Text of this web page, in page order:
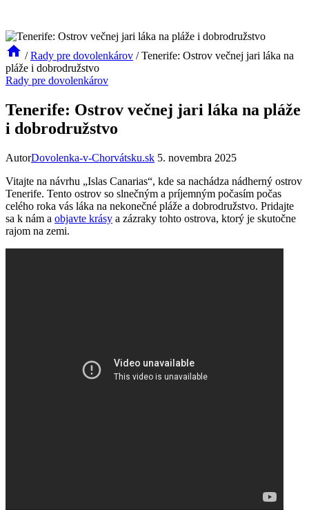
/ Rady pre dovolenkárov / Tenerife: Ostrov večnej jari láka na
pláže i dobrodružstvo
Rady pre dovolenkárov
Tenerife: Ostrov večnej jari láka na pláže
i dobrodružstvo
AutorDovolenka-v-Chorvátsku.sk 5. novembra 2025
Vitajte na návrhu „Islas Canarias“, kde sa nachádza nádherný ostrov
Tenerife. Tento ostrov so slnečným a príjemným počasím počas
celého roka vás láka na nekonečné pláže a dobrodružstvo. Pridajte
sa k nám a objavte krásy a zázraky tohto ostrova, ktorý je skutočne
rajom na zemi.